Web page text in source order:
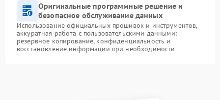
Оригинальные программные решение и
безопасное обслуживание данных
Использование официальных прошивок и инструментов,
аккуратная работа с пользовательскими данными:
резервное копирование, конфиденциальность и
восстановление информации при необходимости